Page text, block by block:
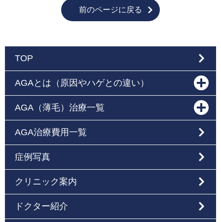
前のページに戻る
TOP
AGAとは（原因やハゲとの違い）
AGA（薄毛）治療一覧
AGA治療費用一覧
症例写真
クリニック案内
ドクター紹介